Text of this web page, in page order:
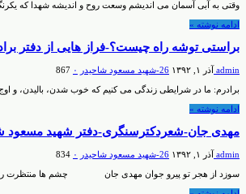
وقتی به آبی آسمان می اندیشم وسعت روح و اندیشه شهدا که
ادامه نوشته »
براستی توشه راه چیست؟-فراز هایی از دفتر
admin آذر ۱, ۱۳۹۲ 26-شهيد مسعود شاحيدر ۰ 867
برادرم: ما در شرایطی زندگی می کنیم که خوب شدن، بالیدن، و اوج
ادامه نوشته »
مهدی جان-شعردکترسنگری-دفتر شهید مسعود
admin آذر ۱, ۱۳۹۲ 26-شهيد مسعود شاحيدر ۰ 834
سوزد از هجر تو پیرو جوان مهدی جان چشم ها منتظرت